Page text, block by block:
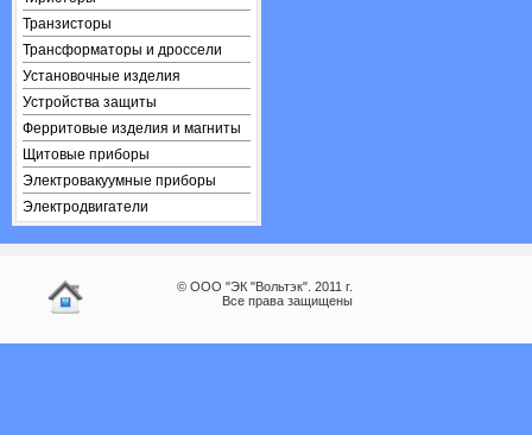
Транзисторы
Трансформаторы и дроссели
Установочные изделия
Устройства защиты
Ферритовые изделия и магниты
Щитовые приборы
Электровакуумные приборы
Электродвигатели
© ООО "ЭК "Вольтэк". 2011 г.
Все права защищены